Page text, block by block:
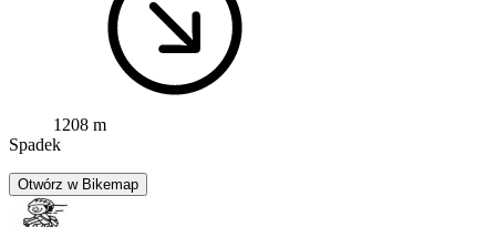
1208 m
Spadek
Otwórz w Bikemap